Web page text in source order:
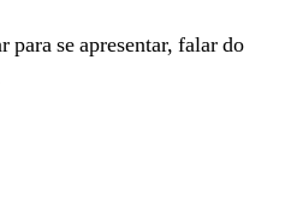
para se apresentar, falar do